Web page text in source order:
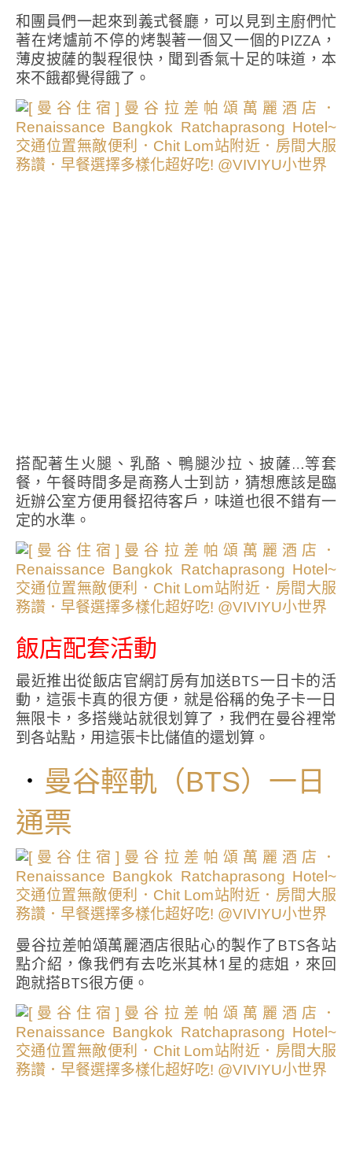
和團員們一起來到義式餐廳，可以見到主廚們忙
著在烤爐前不停的烤製著一個又一個的PIZZA，
薄皮披薩的製程很快，聞到香氣十足的味道，本
來不餓都覺得餓了。
搭配著生火腿、乳酪、鴨腿沙拉、披薩…等套
餐，午餐時間多是商務人士到訪，猜想應該是臨
近辦公室方便用餐招待客戶，味道也很不錯有一
定的水準。
飯店配套活動
最近推出從飯店官網訂房有加送BTS一日卡的活
動，這張卡真的很方便，就是俗稱的兔子卡一日
無限卡，多搭幾站就很划算了，我們在曼谷裡常
到各站點，用這張卡比儲值的還划算。
． 曼谷輕軌（BTS）一日
通票
曼谷拉差帕頌萬麗酒店很貼心的製作了BTS各站
點介紹，像我們有去吃米其林1星的痣姐，來回
跑就搭BTS很方便。